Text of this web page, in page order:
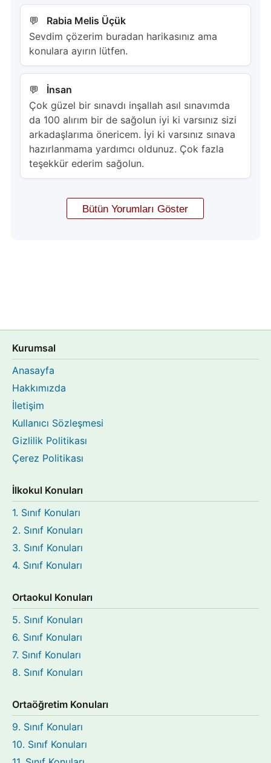
Rabia Melis Üçük
Sevdim çözerim buradan harikasınız ama
konulara ayırın lütfen.
İnsan
Çok güzel bir sınavdı inşallah asıl sınavımda
da 100 alırım bir de sağolun iyi ki varsınız sizi
arkadaşlarıma önericem. İyi ki varsınız sınava
hazırlanmama yardımcı oldunuz. Çok fazla
teşekkür ederim sağolun.
Kurumsal
Anasayfa
Hakkımızda
İletişim
Kullanıcı Sözleşmesi
Gizlilik Politikası
Çerez Politikası
İlkokul Konuları
1. Sınıf Konuları
2. Sınıf Konuları
3. Sınıf Konuları
4. Sınıf Konuları
Ortaokul Konuları
5. Sınıf Konuları
6. Sınıf Konuları
7. Sınıf Konuları
8. Sınıf Konuları
Ortaöğretim Konuları
9. Sınıf Konuları
10. Sınıf Konuları